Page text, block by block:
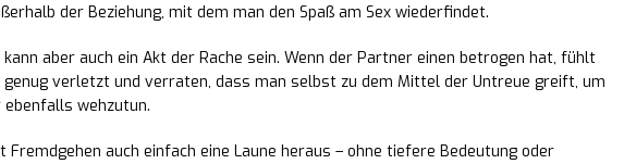
der Beziehung, mit dem man den Spaß am Sex wiederfindet.
aber auch ein Akt der Rache sein. Wenn der Partner einen betrogen hat, fühlt
verletzt und verraten, dass man selbst zu dem Mittel der Untreue greift, um
wehzutun.
Fremdgehen auch einfach eine Laune heraus – ohne tiefere Bedeutung oder